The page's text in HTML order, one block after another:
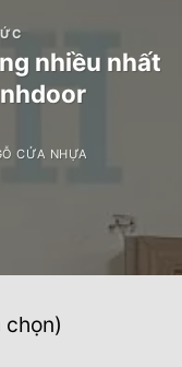
nhiều nhất
CỬA NHỰA